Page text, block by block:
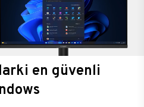
en güvenli